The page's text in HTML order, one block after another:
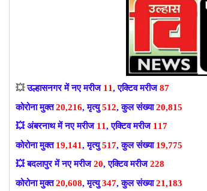
💥उल्हासनगर में नए मरीज 11, एक्टिव मरीज87
कोरोना मुक्त20,216, मृत्यु512, कुल संख्या20,815
💥अंबरनाथ में नए मरीज 11, एक्टिव मरीज 117
कोरोना मुक्त19,141, मृत्यु517, कुल संख्या19,775
💥बदलापुर में नए मरीज20, एक्टिव मरीज228
कोरोना मुक्त20,608, मृत्यु347, कुल संख्या21,183